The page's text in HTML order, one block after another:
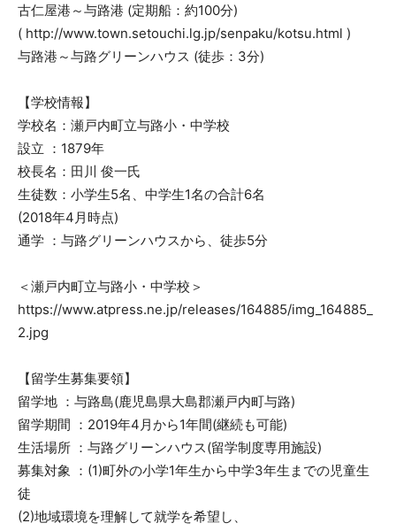
古仁屋港～与路港 (定期船：約100分)
( http://www.town.setouchi.lg.jp/senpaku/kotsu.html )
与路港～与路グリーンハウス (徒歩：3分)
【学校情報】
学校名：瀬戸内町立与路小・中学校
設立 ：1879年
校長名：田川 俊一氏
生徒数：小学生5名、中学生1名の合計6名
(2018年4月時点)
通学 ：与路グリーンハウスから、徒歩5分
＜瀬戸内町立与路小・中学校＞
https://www.atpress.ne.jp/releases/164885/img_164885_
2.jpg
【留学生募集要領】
留学地 ：与路島(鹿児島県大島郡瀬戸内町与路)
留学期間 ：2019年4月から1年間(継続も可能)
生活場所 ：与路グリーンハウス(留学制度専用施設)
募集対象 ：(1)町外の小学1年生から中学3年生までの児童生
徒
(2)地域環境を理解して就学を希望し、